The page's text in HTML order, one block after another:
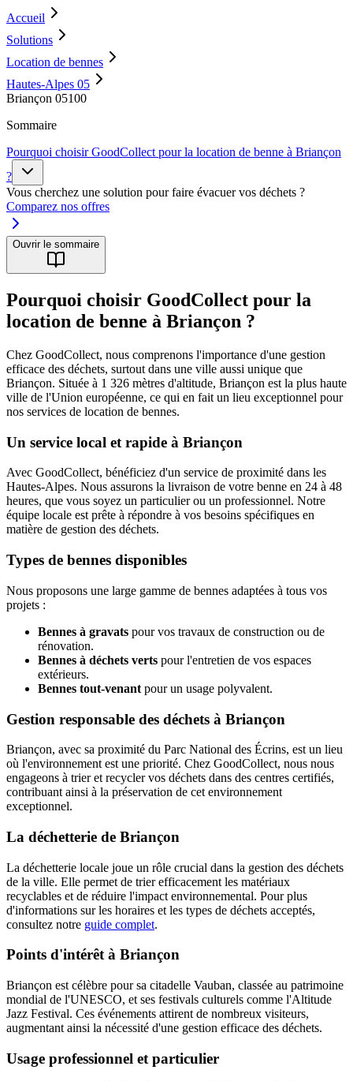
Accueil
Solutions
Location de bennes
Hautes-Alpes 05
Briançon 05100
Sommaire
Pourquoi choisir GoodCollect pour la location de benne à Briançon
?
Vous cherchez une solution pour faire évacuer vos déchets ?
Comparez nos offres
Ouvrir le sommaire
Pourquoi choisir GoodCollect pour la
location de benne à Briançon ?
Chez GoodCollect, nous comprenons l'importance d'une gestion
efficace des déchets, surtout dans une ville aussi unique que
Briançon. Située à 1 326 mètres d'altitude, Briançon est la plus haute
ville de l'Union européenne, ce qui en fait un lieu exceptionnel pour
nos services de location de bennes.
Un service local et rapide à Briançon
Avec GoodCollect, bénéficiez d'un service de proximité dans les
Hautes-Alpes. Nous assurons la livraison de votre benne en 24 à 48
heures, que vous soyez un particulier ou un professionnel. Notre
équipe locale est prête à répondre à vos besoins spécifiques en
matière de gestion des déchets.
Types de bennes disponibles
Nous proposons une large gamme de bennes adaptées à tous vos
projets :
Bennes à gravats pour vos travaux de construction ou de
rénovation.
Bennes à déchets verts pour l'entretien de vos espaces
extérieurs.
Bennes tout-venant pour un usage polyvalent.
Gestion responsable des déchets à Briançon
Briançon, avec sa proximité du Parc National des Écrins, est un lieu
où l'environnement est une priorité. Chez GoodCollect, nous nous
engageons à trier et recycler vos déchets dans des centres certifiés,
contribuant ainsi à la préservation de cet environnement
exceptionnel.
La déchetterie de Briançon
La déchetterie locale joue un rôle crucial dans la gestion des déchets
de la ville. Elle permet de trier efficacement les matériaux
recyclables et de réduire l'impact environnemental. Pour plus
d'informations sur les horaires et les types de déchets acceptés,
consultez notre guide complet.
Points d'intérêt à Briançon
Briançon est célèbre pour sa citadelle Vauban, classée au patrimoine
mondial de l'UNESCO, et ses festivals culturels comme l'Altitude
Jazz Festival. Ces événements attirent de nombreux visiteurs,
augmentant ainsi la nécessité d'une gestion efficace des déchets.
Usage professionnel et particulier